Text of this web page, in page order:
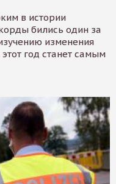
в истории
бились один за
изменения
год станет самым